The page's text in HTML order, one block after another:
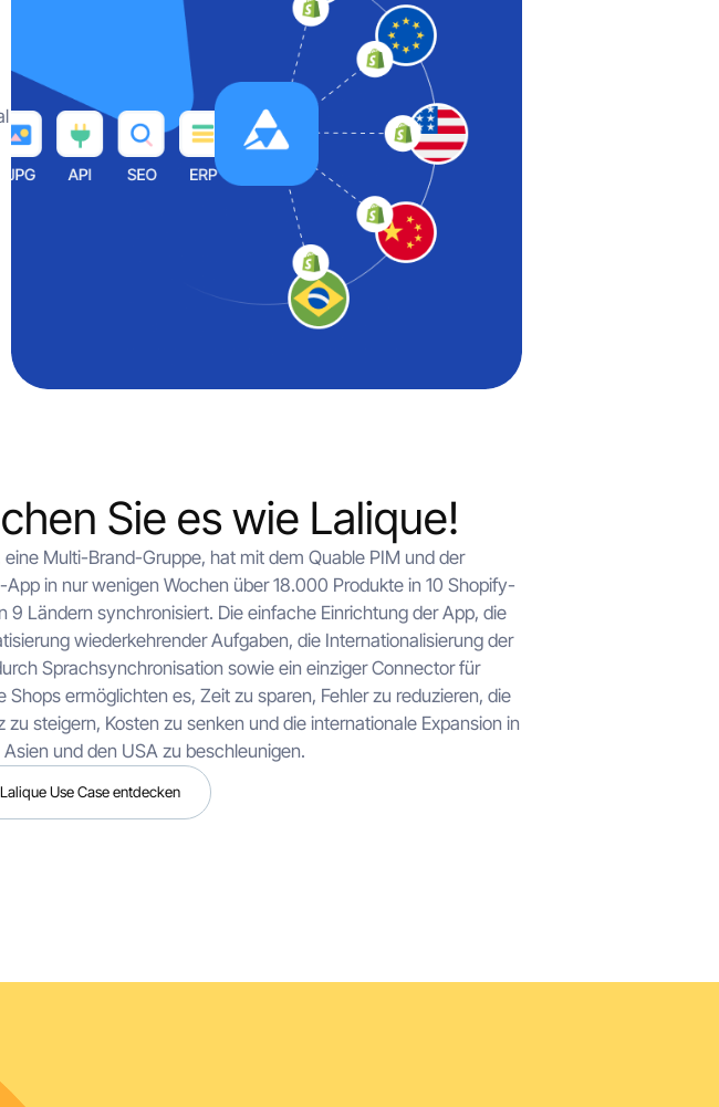
Sie es wie Lalique!
eine Multi-Brand-Gruppe, hat mit dem Quable PIM und der
App in nur wenigen Wochen über 18.000 Produkte in 10 Shopify-
9 Ländern synchronisiert. Die einfache Einrichtung der App, die
wiederkehrender Aufgaben, die Internationalisierung der
Sprachsynchronisation sowie ein einziger Connector für
Shops ermöglichten es, Zeit zu sparen, Fehler zu reduzieren, die
zu steigern, Kosten zu senken und die internationale Expansion in
Asien und den USA zu beschleunigen.
Use Case entdecken